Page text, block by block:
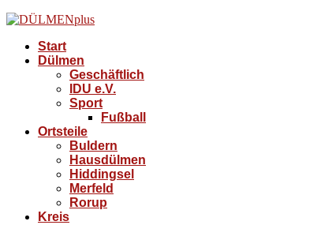
Start
Dülmen
Geschäftlich
IDU e.V.
Sport
Fußball
Ortsteile
Buldern
Hausdülmen
Hiddingsel
Merfeld
Rorup
Kreis